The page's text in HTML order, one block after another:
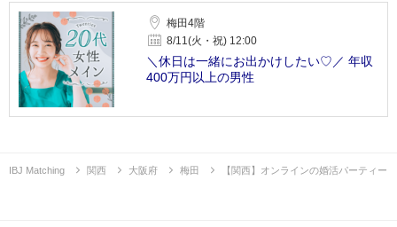
梅田4階
8/11(火・祝) 12:00
＼休日は一緒にお出かけしたい♡／ 年収
400万円以上の男性
IBJ Matching 関西 大阪府 梅田 【関西】オンラインの婚活パーティー